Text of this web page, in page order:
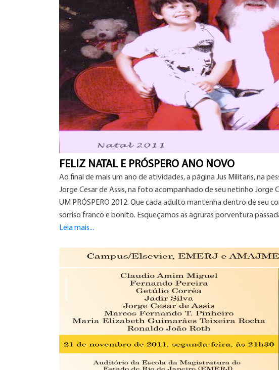
FELIZ NATAL E PRÓSPERO ANO NOVO
Ao final de mais um ano de atividades, a página Jus Militaris, na
Jorge Cesar de Assis, na foto acompanhado de seu netinho Jorge
UM PRÓSPERO 2012. Que cada adulto mantenha dentro de seu
sorriso franco e bonito. Esqueçamos as agruras porventura
Leia mais...